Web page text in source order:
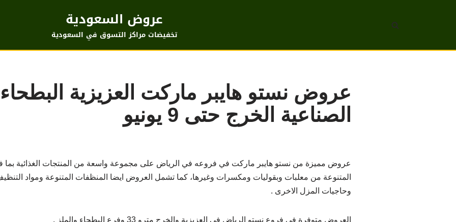
عروض السعودية
تخفيضات مراكز التسوق في السعودية
عروض نستو هايبر ماركت العزيزية البطحاء
الصناعية الخرج حتى 9 يونيو
عروض مميزة من نستو هايبر ماركت في فروعه في الرياض على مجموعة واسعة من المنتجات الغذائية بما فيها
المتنوعة من معلبات وبقوليات ومكسرات وغيرها، كما تشمل العروض ايضا المنظفات المتنوعة ومواد
وحاجيات المزل الاخرى .
العروض متوفرة في فروع نستو الرياض في العزيزية والخرج مترو 33 وفرع البطحاء والملز .